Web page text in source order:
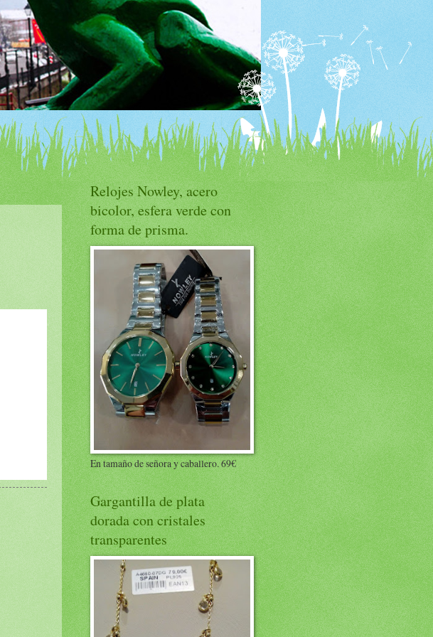
Relojes Nowley, acero
bicolor, esfera verde con
forma de prisma.
En tamaño de señora y caballero. 69€
Gargantilla de plata
dorada con cristales
transparentes